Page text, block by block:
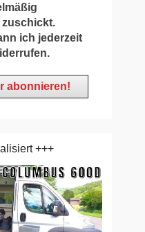
zuschickt.
ich jederzeit
+++